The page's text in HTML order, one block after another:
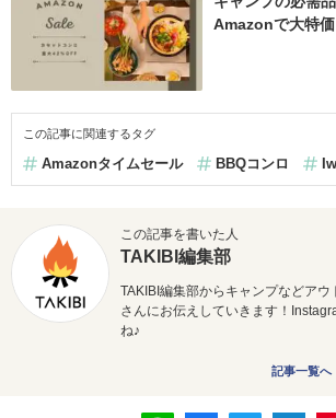
Amazonで大特価
この記事に関連するタグ
Amazonタイムセール BBQコンロ
この記事を書いた人
TAKIBI編集部
TAKIBI編集部からキャンプなどア
さんにお伝えしていきます！
ね♪
記事一覧へ